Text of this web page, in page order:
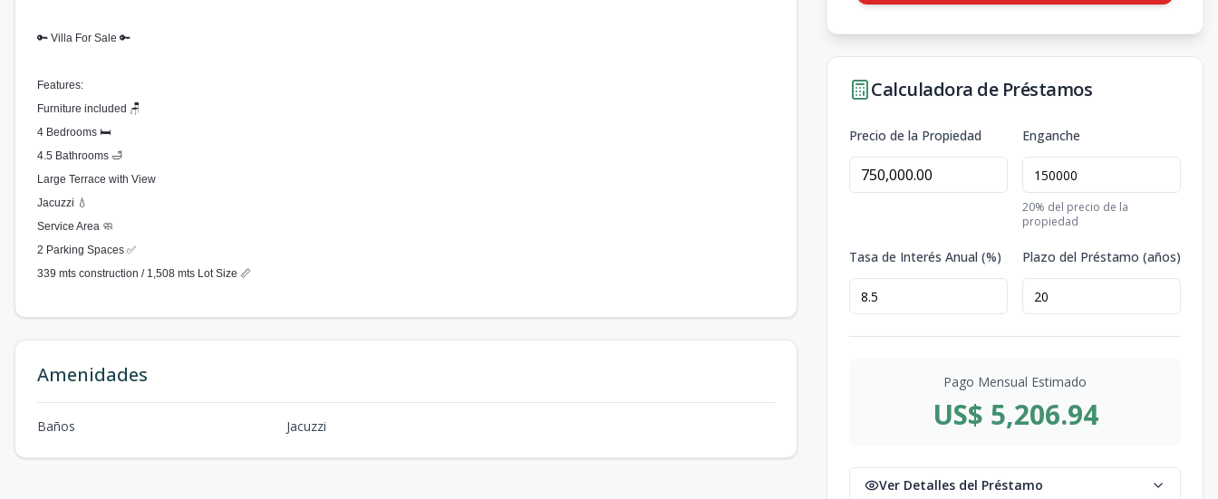
🔑 Villa For Sale 🔑
Features:
Furniture included 🪑
4 Bedrooms 🛏
4.5 Bathrooms 🛁
Large Terrace with View
Jacuzzi 💧
Service Area 🧼
2 Parking Spaces ✅
339 mts construction / 1,508 mts Lot Size 📏
Amenidades
Baños Jacuzzi
Calculadora de Préstamos
Precio de la Propiedad Enganche
20% del precio de la
propiedad
Tasa de Interés Anual (%) Plazo del Préstamo (años)
Pago Mensual Estimado
US$ 5,206.94
Ver Detalles del Préstamo